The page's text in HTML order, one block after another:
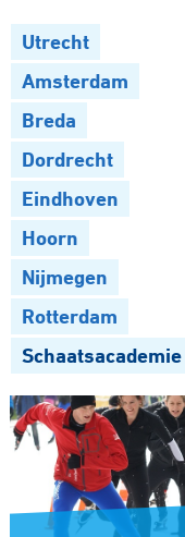
Utrecht
Amsterdam
Breda
Dordrecht
Eindhoven
Hoorn
Nijmegen
Rotterdam
Schaatsacademie